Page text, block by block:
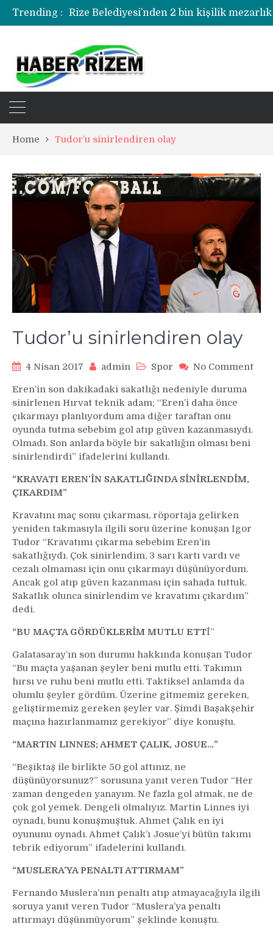
Trending :
Rize’de uyuşturucu operasyonunda 1
Home Tudor’u sinirlendiren olay
Tudor’u sinirlendiren olay
4 Nisan 2017 admin Spor No Commenton
Eren’in son dakikadaki sakatlığı nedeniyle duruma
sinirlenen Hırvat teknik adam; “Eren’i daha önce
çıkarmayı planlıyordum ama diğer taraftan onu
oyunda tutma sebebim gol atıp güven kazanmasıydı.
Olmadı. Son anlarda böyle bir sakatlığın olması beni
sinirlendirdi” ifadelerini kullandı.
“KRAVATI EREN’İN SAKATLIĞINDA SİNİRLENDİM,
ÇIKARDIM”
Kravatını maç sonu çıkarması, röportaja gelirken
yeniden takmasıyla ilgili soru üzerine konuşan Igor
Tudor “Kravatımı çıkarma sebebim Eren’in
sakatlığıydı. Çok sinirlendim, 3 sarı kartı vardı ve
cezalı olmaması için onu çıkarmayı düşünüyordum.
Ancak gol atıp güven kazanması için sahada tuttuk.
Sakatlık olunca sinirlendim ve kravatımı çıkardım”
dedi.
“BU MAÇTA GÖRDÜKLERİM MUTLU ETTİ”
Galatasaray’ın son durumu hakkında konuşan Tudor
“Bu maçta yaşanan şeyler beni mutlu etti. Takımın
hırsı ve ruhu beni mutlu etti. Taktiksel anlamda da
olumlu şeyler gördüm. Üzerine gitmemiz gereken,
geliştirmemiz gereken şeyler var. Şimdi Başakşehir
maçına hazırlanmamız gerekiyor” diye konuştu.
“MARTIN LINNES; AHMET ÇALIK, JOSUE…”
“Beşiktaş ile birlikte 50 gol attınız, ne
düşünüyorsunuz?” sorusuna yanıt veren Tudor “Her
zaman dengeden yanayım. Ne fazla gol atmak, ne de
çok gol yemek. Dengeli olmalıyız. Martin Linnes iyi
oynadı, bunu konuşmuştuk. Ahmet Çalık en iyi
oyununu oynadı. Ahmet Çalık’ı Josue’yi bütün takımı
tebrik ediyorum” ifadelerini kullandı.
“MUSLERA’YA PENALTI ATTIRMAM”
Fernando Muslera’nın penaltı atıp atmayacağıyla ilgili
soruya yanıt veren Tudor “Muslera’ya penaltı
attırmayı düşünmüyorum” şeklinde konuştu.